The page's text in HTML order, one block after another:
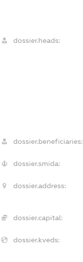
dossier.heads:
dossier.beneficiaries:
dossier.smida:
dossier.address:
dossier.capital:
dossier.kveds: